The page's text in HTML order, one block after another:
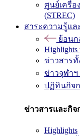
ศูนย์เครื่อ
(STREC)
สาระความรู้แล
ย้อนก
Highlights
ข่าวสาร
ข่าวจุฬาฯ
ปฏิทินกิจ
ข่าวสารและกิจ
Highlights